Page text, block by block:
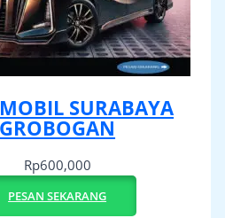
SURABAYA
GROBOGAN
Rp600,000
PESAN SEKARANG